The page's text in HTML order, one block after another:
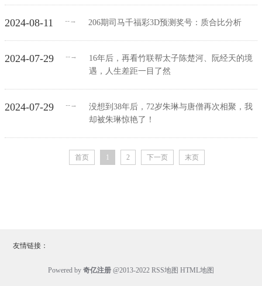
2024-08-11 --→ 206期司马千福彩3D预测奖号：质合比分析
2024-07-29 --→
16年后，再看竹联帮太子陈楚河、阮经天的境
遇，人生差距一目了然
2024-07-29 --→
没想到38年后，72岁朱琳与唐僧再次相聚，我
却被朱琳惊艳了！
首页 1 2 下一页 末页
友情链接：
Powered by 奇亿注册 @2013-2022 RSS地图 HTML地图